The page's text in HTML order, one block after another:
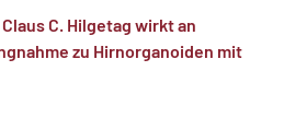
C. Hilgetag wirkt an
zu Hirnorganoiden mit